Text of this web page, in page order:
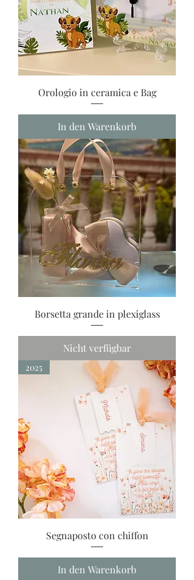
Orologio in ceramica e Bag
In den Warenkorb
Borsetta grande in plexiglass
Nicht verfügbar
2025
Segnaposto con chiffon
In den Warenkorb